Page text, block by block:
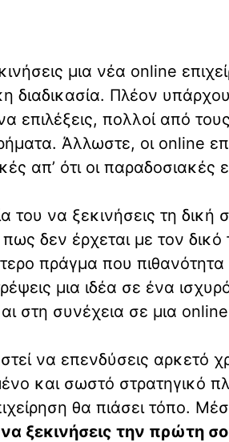
μια νέα online
διαδικασία. Πλέον
επιλέξεις, πολλοί από
Άλλωστε, οι online
απ’ ότι οι παραδοσιακές
του να ξεκινήσεις τη
πως δεν έρχεται με τον
πράγμα που πιθανότητα
μια ιδέα σε ένα
στη συνέχεια σε μια online
να επενδύσεις αρκετό
και σωστό στρατηγικό
θα πιάσει τόπο.
ξεκινήσεις την πρώτη